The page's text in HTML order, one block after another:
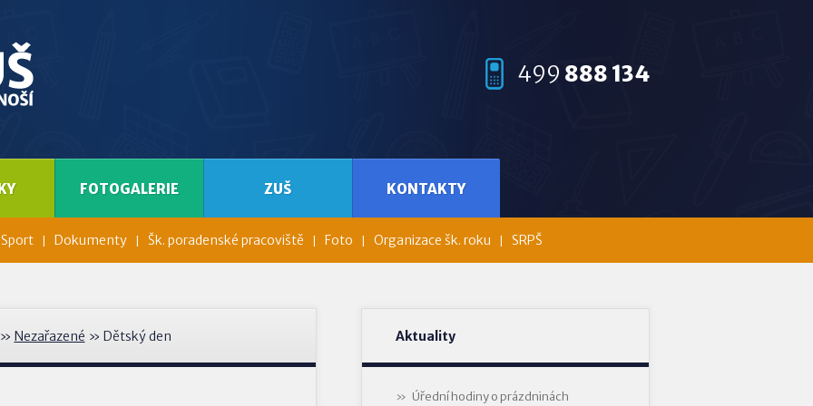
499 888 134
Sport Dokumenty Šk. poradenské pracoviště Foto Organizace šk. roku SRPŠ
FOTOGALERIE ZUŠ KONTAKTY
Nezařazené » Dětský den Aktuality
Úřední hodiny o prázdninách